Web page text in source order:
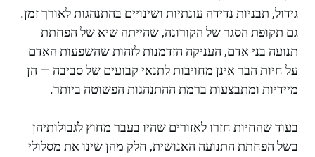
גידול, תבניות נדידה עונתיות ושינויים בהתנהגות לאורך זמן.
גם תקופת הסגר של הקורונה, שהייתה שיא של הפחתת
תנועה בני אדם, העניקה הזדמנות לזהות שהשפעות האדם
על חיות הבר אינן מחויבות לתנאי קבועים של סביבה — הן
מיידיות ומתבצעות ברמת ההתנהגות הפשוטה ביותר.
בעוד שהחיות חזרו לאזורים שהיו בעבר מחוץ לגבולותיהן
בשל הפחתת התנועה האנושית, חלק מהן שינו את מסלולי